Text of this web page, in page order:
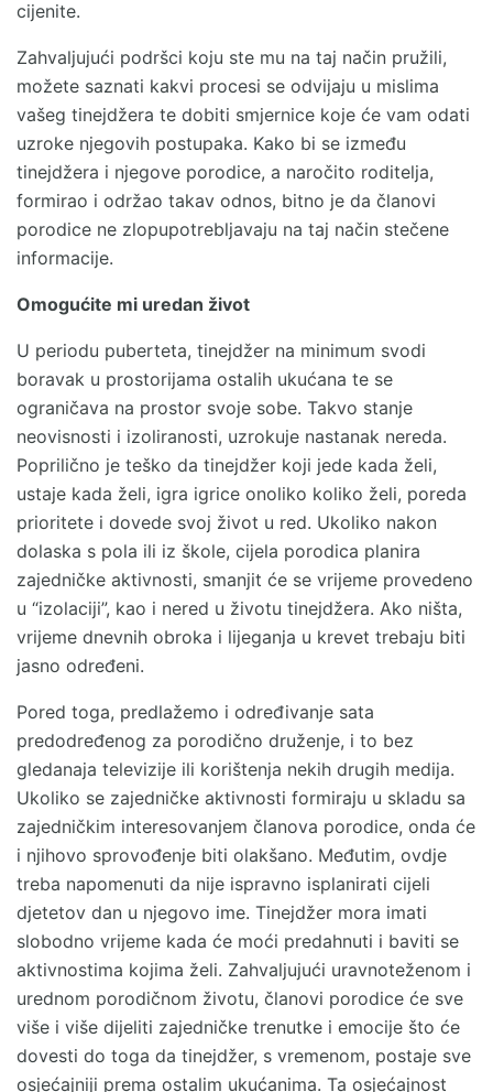
cijenite.
Zahvaljujući podršci koju ste mu na taj način pružili,
možete saznati kakvi procesi se odvijaju u mislima
vašeg tinejdžera te dobiti smjernice koje će vam odati
uzroke njegovih postupaka. Kako bi se između
tinejdžera i njegove porodice, a naročito roditelja,
formirao i održao takav odnos, bitno je da članovi
porodice ne zlopupotrebljavaju na taj način stečene
informacije.
Omogućite mi uredan život
U periodu puberteta, tinejdžer na minimum svodi
boravak u prostorijama ostalih ukućana te se
ograničava na prostor svoje sobe. Takvo stanje
neovisnosti i izoliranosti, uzrokuje nastanak nereda.
Poprilično je teško da tinejdžer koji jede kada želi,
ustaje kada želi, igra igrice onoliko koliko želi, poreda
prioritete i dovede svoj život u red. Ukoliko nakon
dolaska s pola ili iz škole, cijela porodica planira
zajedničke aktivnosti, smanjit će se vrijeme provedeno
u “izolaciji”, kao i nered u životu tinejdžera. Ako ništa,
vrijeme dnevnih obroka i lijeganja u krevet trebaju biti
jasno određeni.
Pored toga, predlažemo i određivanje sata
predodređenog za porodično druženje, i to bez
gledanaja televizije ili korištenja nekih drugih medija.
Ukoliko se zajedničke aktivnosti formiraju u skladu sa
zajedničkim interesovanjem članova porodice, onda će
i njihovo sprovođenje biti olakšano. Međutim, ovdje
treba napomenuti da nije ispravno isplanirati cijeli
djetetov dan u njegovo ime. Tinejdžer mora imati
slobodno vrijeme kada će moći predahnuti i baviti se
aktivnostima kojima želi. Zahvaljujući uravnoteženom i
urednom porodičnom životu, članovi porodice će sve
više i više dijeliti zajedničke trenutke i emocije što će
dovesti do toga da tinejdžer, s vremenom, postaje sve
osjećajniji prema ostalim ukućanima. Ta osjećajnost